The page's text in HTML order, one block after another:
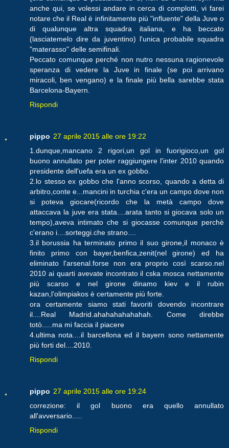
anche qui, se volessi andare in cerca di complotti, vi farei
notare che il Real è infinitamente più "influente" della Juve o
di qualunque altra squadra italiana, e ha beccato
(lasciatemelo dire da juventino) l'unica probabile squadra
"materasso" delle semifinali.
Peccato comunque perché non nutro nessuna ragionevole
speranza di vedere la Juve in finale (se poi arrivano
miracoli, ben vengano) e la finale più bella sarebbe stata
Barcelona-Bayern.
Rispondi
pippo 27 aprile 2015 alle ore 19:22
1.dunque,mancano 2 rigori,un gol in fuorigioco,un gol
buono annullato per poter raggiungere l'inter 2010 quando
presidente dell'uefa era un ex gobbo.
2.lo stesso ex gobbo che l'anno scorso, quando a detta di
arbitro,conte e...mancini in turchia c'era un campo dove non
si poteva giocare(ricordo che la metà campo dove
attaccava la juve era stata....arata tanto si giocava solo un
tempo),aveva intimato che si giocasse comunque perchè
c'erano i....sorteggi.che strano....
3.il borussia ha terminato primo il suo girone,il monaco è
finito primo con bayer,benfica,zenit(nel girone) ed ha
eliminato l'arsenal.forse non era proprio così scarso.nel
2010 ai quarti avevate incontrato il cska mosca nettamente
più scarso e nel girone dinamo kiev e il rubin
kazan,l'olimpiakos è certamente più forte.
ora certamente siamo stati favoriti dovendo incontrare
il....Real Madrid.ahahahahahahah. Come direbbe
totò.....ma mi faccia il piacere
4.ultima nota....il barcellona ed il bayern sono nettamente
più forti del....2010.
Rispondi
pippo 27 aprile 2015 alle ore 19:24
correzione: il gol buono era quello annullato
all'avversario.....
Rispondi